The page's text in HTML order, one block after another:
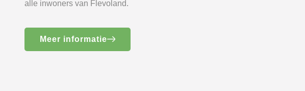
alle inwoners van Flevoland.
Meer informatie